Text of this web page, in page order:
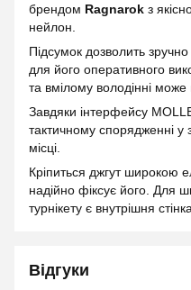
брендом Ragnarok з
нейлон.
Підсумок дозволить
для його оперативного
та вмілому володінні може
Завдяки інтерфейсу
тактичному спорядженні у
місці.
Кріпиться джгут широкою
надійно фіксує його. Для
турнікету є внутрішня
Відгуки